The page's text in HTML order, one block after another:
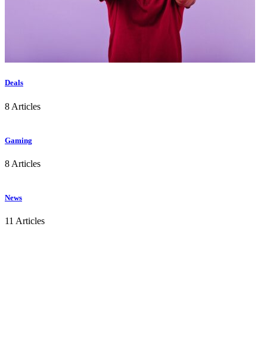
Deals
8 Articles
Gaming
8 Articles
News
11 Articles